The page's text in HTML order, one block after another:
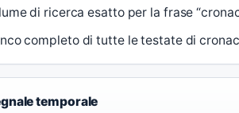
di ricerca esatto per la frase
completo di tutte le testate di
temporale